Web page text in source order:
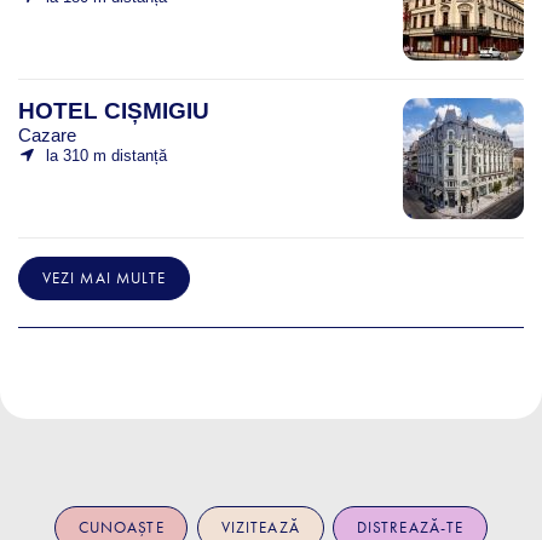
HOTEL CIȘMIGIU
Cazare
la 310 m distanță
VEZI MAI MULTE
CUNOAȘTE VIZITEAZĂ DISTREAZĂ-TE